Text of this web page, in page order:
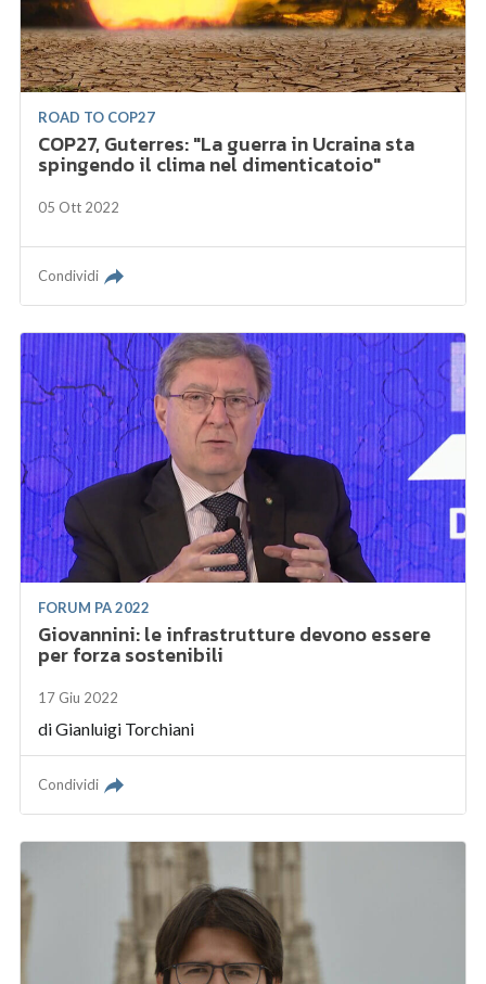
ROAD TO COP27
COP27, Guterres: "La guerra in Ucraina sta
spingendo il clima nel dimenticatoio"
05 Ott 2022
Condividi
FORUM PA 2022
Giovannini: le infrastrutture devono essere
per forza sostenibili
17 Giu 2022
diGianluigi Torchiani
Condividi